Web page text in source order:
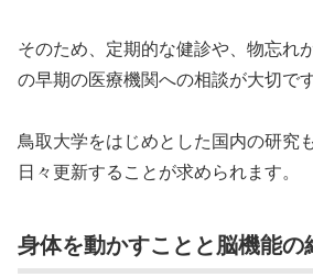
そのため、定期的な健診や、物忘れ
の早期の医療機関への相談が大切です
鳥取大学をはじめとした国内の研究
日々更新することが求められます。
身体を動かすことと脳機能の